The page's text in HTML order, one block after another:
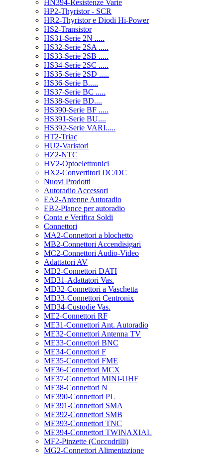
HN394-Resistenze Varie
HP2-Thyristor - SCR
HR2-Thyristor e Diodi Hi-Power
HS2-Transistor
HS31-Serie 2N .....
HS32-Serie 2SA .....
HS33-Serie 2SB .....
HS34-Serie 2SC .....
HS35-Serie 2SD .....
HS36-Serie B.....
HS37-Serie BC .....
HS38-Serie BD....
HS390-Serie BF .....
HS391-Serie BU....
HS392-Serie VARI.....
HT2-Triac
HU2-Varistori
HZ2-NTC
HV2-Optoelettronici
HX2-Convertitori DC/DC
Nuovi Prodotti
Autoradio Accessori
EA2-Antenne Autoradio
EB2-Plance per autoradio
Conta e Verifica Soldi
Connettori
MA2-Connettori a blochetto
MB2-Connettori Accendisigari
MC2-Connettori Audio-Video
Adattatori AV
MD2-Connettori DATI
MD31-Adattatori Vas.
MD32-Connettori a Vaschetta
MD33-Connettori Centronix
MD34-Custodie Vas.
ME2-Connettori RF
ME31-Connettori Ant. Autoradio
ME32-Connettori Antenna TV
ME33-Connettori BNC
ME34-Connettori F
ME35-Connettori FME
ME36-Connettori MCX
ME37-Connettori MINI-UHF
ME38-Connettori N
ME390-Connettori PL
ME391-Connettori SMA
ME392-Connettori SMB
ME393-Connettori TNC
ME394-Connettori TWINAXIAL
MF2-Pinzette (Coccodrilli)
MG2-Connettori Alimentazione